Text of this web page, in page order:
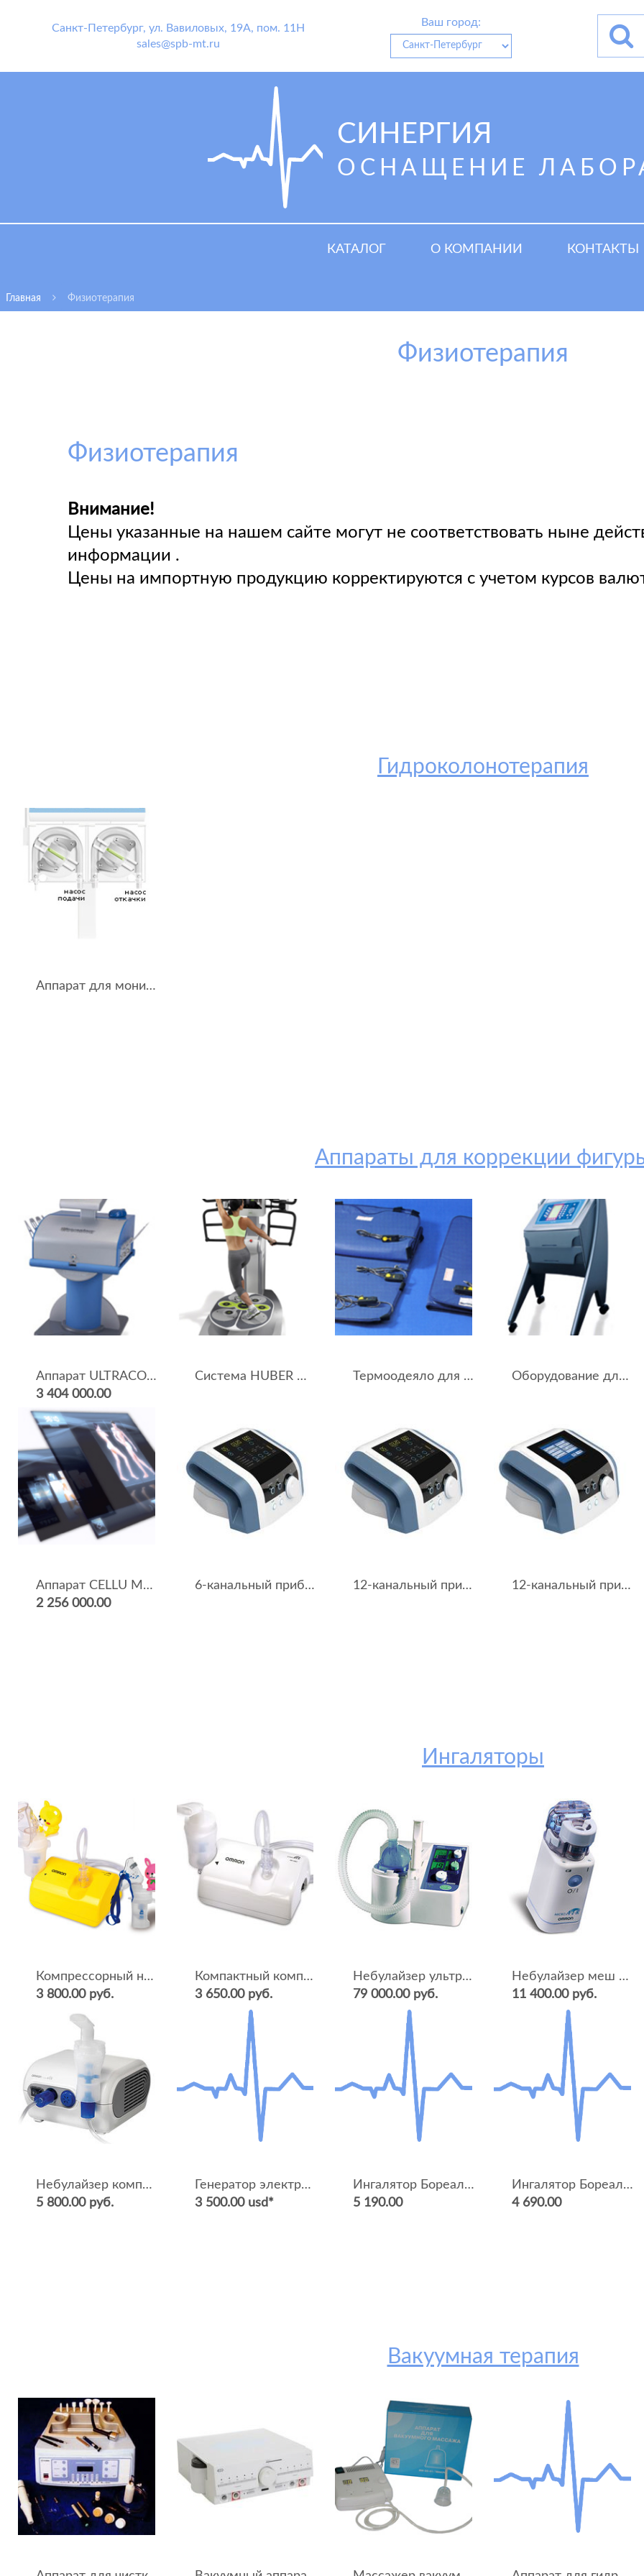
Санкт-Петербург, ул. Вавиловых, 19А, пом. 11Н
sales@spb-mt.ru
Ваш город:
СИНЕРГИЯ
ОСНАЩЕНИЕ
КАТАЛОГ О КОМПАНИИ КОНТАКТЫ
Главная Физиотерапия
Физиотерапия
Физиотерапия
Внимание!
Цены указанные на нашем сайте могут не соответствовать ныне
информации .
Цены на импортную продукцию корректируются с учетом курсов
Гидроколонотерапия
Аппарат для мониторной очистки кишечника АМОК-2Б
Аппараты для коррекции
Аппарат ULTRACONTOUR
3 404 000.00
Система HUBER Motion Lab Термоодеяло для обертывания, Cerri Оборудование для коррекции фигуры Futura Pro
Аппарат CELLU M6 ENDERMOLAB (LPG)
2 256 000.00
6-канальный прибор для прессо-терапи BTL-6000 Lymphastim 6 Easy 12-канальный прибор для прессо-терапии BTL-6000 Lymphastim 12 Easy 12-канальный прибор для прессо-терапии BTL-6000 Lymphastim 12 Topline
Ингаляторы
Компрессорный небулайзер для детей OMRON Comp AIR C24 Kids
3 800.00 руб.
Компактный компрессорный небулайзер OMRON CompAIR C24
3 650.00 руб.
Небулайзер ультразвуковой U17
79 000.00 руб.
Небулайзер меш MicroAIR U22
11 400.00 руб.
Небулайзер компрессорный CompAIR C28
5 800.00 руб.
Генератор электроаэрозолей групповой ГЭГ-2 с компрессором
3 500.00 usd*
Ингалятор Бореал F700
5 190.00
Ингалятор Бореал F400
4 690.00
Вакуумная терапия